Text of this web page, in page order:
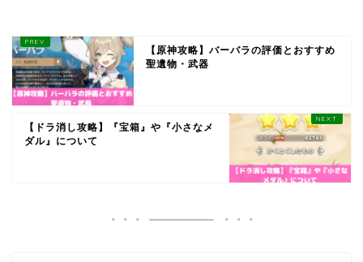
【原神攻略】バーバラの評価とおすすめ
聖遺物・武器
【ドラ消し攻略】『宝箱』や『小さなメ
ダル』について